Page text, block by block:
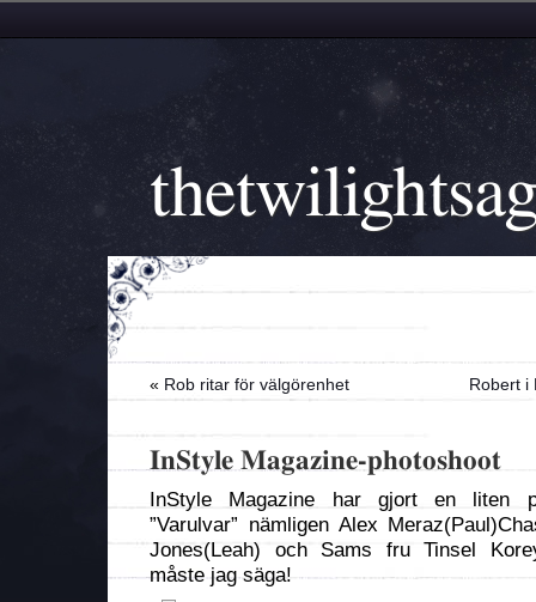
« Rob ritar för välgörenhet Robert i
InStyle Magazine-photoshoot
InStyle Magazine har gjort en liten
”Varulvar” nämligen Alex
Jones(Leah) och Sams fru Tinsel
måste jag säga!